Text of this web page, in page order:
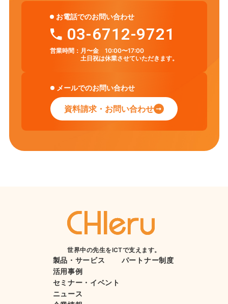
お電話でのお問い合わせ
03-6712-9721
営業時間： 月〜金 10:00〜17:00
土日祝は休業させていただきます。
メールでのお問い合わせ
資料請求・お問い合わせ
世界中の先生をICTで支えます。
製品・サービス
活用事例
セミナー・イベント
ニュース
パートナー制度